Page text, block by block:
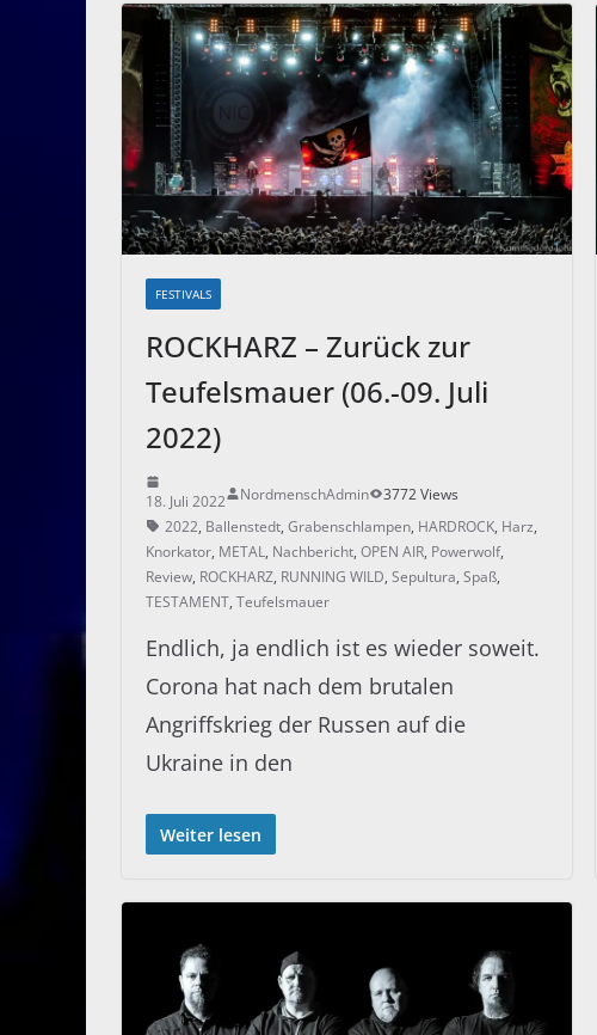
FESTIVALS
ROCKHARZ – Zurück zur
Teufelsmauer (06.-09. Juli
2022)
18. Juli 2022 NordmenschAdmin
3772 Views
2022, Ballenstedt, Grabenschlampen, HARDROCK, Harz,
Knorkator, METAL, Nachbericht, OPEN AIR, Powerwolf,
Review, ROCKHARZ, RUNNING WILD, Sepultura, Spaß,
TESTAMENT, Teufelsmauer
Endlich, ja endlich ist es wieder soweit.
Corona hat nach dem brutalen
Angriffskrieg der Russen auf die
Ukraine in den
Weiter lesen